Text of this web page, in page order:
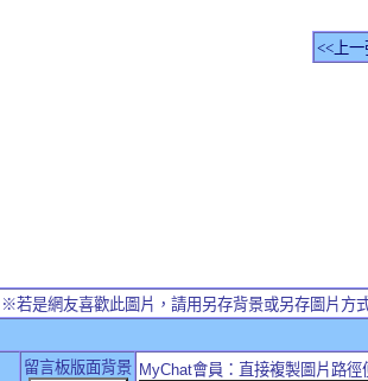
<<上一
※若是網友喜歡此圖片，請用另存背景或另存圖片方
留言板版面背景 MyChat會員：直接複製圖片路